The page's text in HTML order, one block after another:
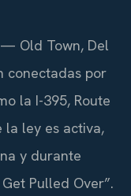
Old Town, Del
conectadas por
la I-395, Route
la ley es activa,
y durante
Pulled Over”.